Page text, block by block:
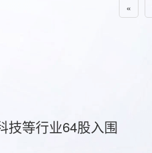
«
技等行业64股入围